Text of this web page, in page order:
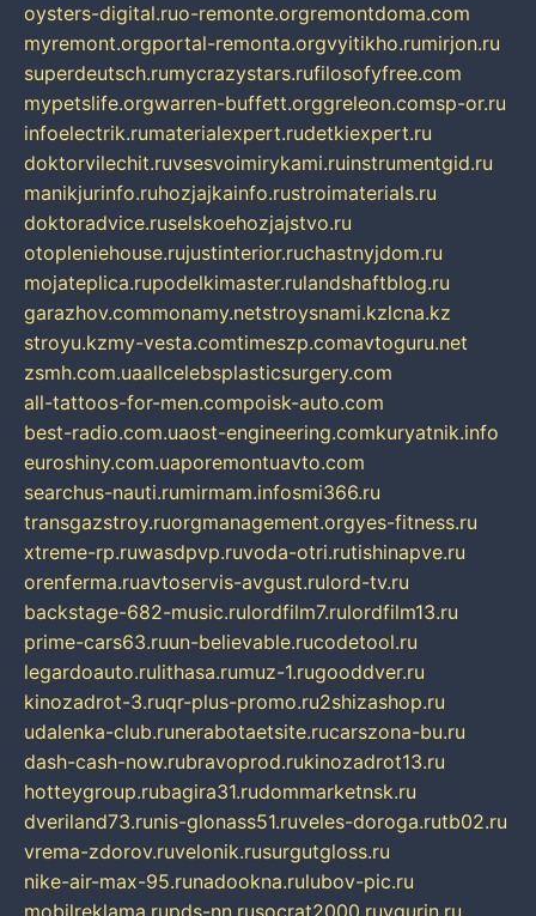
oysters-digital.ruo-remonte.orgremontdoma.com
myremont.orgportal-remonta.orgvyitikho.rumirjon.ru
superdeutsch.rumycrazystars.rufilosofyfree.com
mypetslife.orgwarren-buffett.orggreleon.comsp-or.ru
infoelectrik.rumaterialexpert.rudetkiexpert.ru
doktorvilechit.ruvsesvoimirykami.ruinstrumentgid.ru
manikjurinfo.ruhozjajkainfo.rustroimaterials.ru
doktoradvice.ruselskoehozjajstvo.ru
otopleniehouse.rujustinterior.ruchastnyjdom.ru
mojateplica.rupodelkimaster.rulandshaftblog.ru
garazhov.commonamy.netstroysnami.kzlcna.kz
stroyu.kzmy-vesta.comtimeszp.comavtoguru.net
zsmh.com.uaallcelebsplasticsurgery.com
all-tattoos-for-men.compoisk-auto.com
best-radio.com.uaost-engineering.comkuryatnik.info
euroshiny.com.uaporemontuavto.com
searchus-nauti.rumirmam.infosmi366.ru
transgazstroy.ruorgmanagement.orgyes-fitness.ru
xtreme-rp.ruwasdpvp.ruvoda-otri.rutishinapve.ru
orenferma.ruavtoservis-avgust.rulord-tv.ru
backstage-682-music.rulordfilm7.rulordfilm13.ru
prime-cars63.ruun-believable.rucodetool.ru
legardoauto.rulithasa.rumuz-1.rugooddver.ru
kinozadrot-3.ruqr-plus-promo.ru2shizashop.ru
udalenka-club.runerabotaetsite.rucarszona-bu.ru
dash-cash-now.rubravoprod.rukinozadrot13.ru
hotteygroup.rubagira31.rudommarketnsk.ru
dveriland73.runis-glonass51.ruveles-doroga.rutb02.ru
vrema-zdorov.ruvelonik.rusurgutgloss.ru
nike-air-max-95.runadookna.rulubov-pic.ru
mobilreklama.rupds-nn.rusocrat2000.ruvgurin.ru